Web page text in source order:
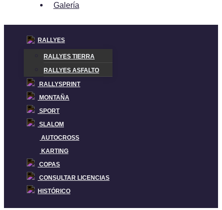
Galería
RALLYES
RALLYES TIERRA
RALLYES ASFALTO
RALLYSPRINT
MONTAÑA
SPORT
SLALOM
AUTOCROSS
KARTING
COPAS
CONSULTAR LICENCIAS
HISTÓRICO